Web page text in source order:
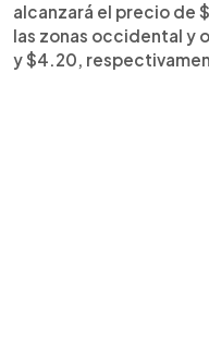
alcanzará el precio de
las zonas occidental y
y $4.20,